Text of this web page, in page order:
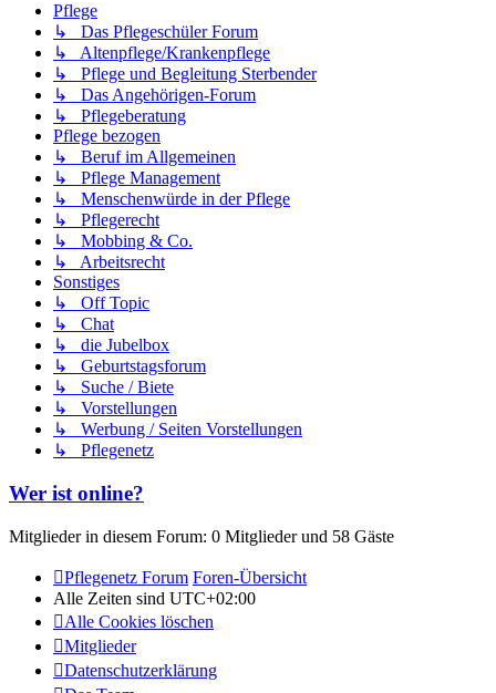
Pflege
↳ Das Pflegeschüler Forum
↳ Altenpflege/Krankenpflege
↳ Pflege und Begleitung Sterbender
↳ Das Angehörigen-Forum
↳ Pflegeberatung
Pflege bezogen
↳ Beruf im Allgemeinen
↳ Pflege Management
↳ Menschenwürde in der Pflege
↳ Pflegerecht
↳ Mobbing & Co.
↳ Arbeitsrecht
Sonstiges
↳ Off Topic
↳ Chat
↳ die Jubelbox
↳ Geburtstagsforum
↳ Suche / Biete
↳ Vorstellungen
↳ Werbung / Seiten Vorstellungen
↳ Pflegenetz
Wer ist online?
Mitglieder in diesem Forum: 0 Mitglieder und 58 Gäste
Pflegenetz Forum Foren-Übersicht
Alle Zeiten sind UTC+02:00
Alle Cookies löschen
Mitglieder
Datenschutzerklärung